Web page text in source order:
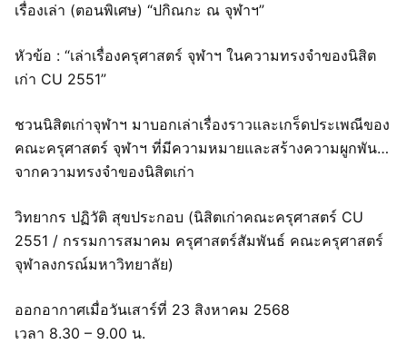
เรื่องเล่า (ตอนพิเศษ) “ปกิณกะ ณ จุฬาฯ”
หัวข้อ : “เล่าเรื่องครุศาสตร์ จุฬาฯ ในความทรงจำของนิสิต
เก่า CU 2551”
ชวนนิสิตเก่าจุฬาฯ มาบอกเล่าเรื่องราวและเกร็ดประเพณีของ
คณะครุศาสตร์ จุฬาฯ ที่มีความหมายและสร้างความผูกพัน…
จากความทรงจำของนิสิตเก่า
วิทยากร ปฏิวัติ สุขประกอบ (นิสิตเก่าคณะครุศาสตร์ CU
2551 / กรรมการสมาคม ครุศาสตร์สัมพันธ์ คณะครุศาสตร์
จุฬาลงกรณ์มหาวิทยาลัย)
ออกอากาศเมื่อวันเสาร์ที่ 23 สิงหาคม 2568
เวลา 8.30 – 9.00 น.